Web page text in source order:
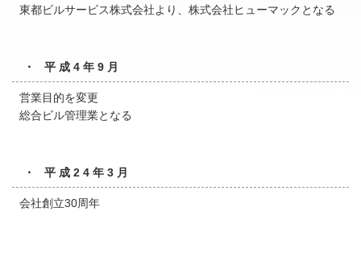
東都ビルサービス株式会社より、株式会社ヒューマックとなる
・ 平成4年9月
営業目的を変更
総合ビル管理業となる
・ 平成24年3月
会社創立30周年